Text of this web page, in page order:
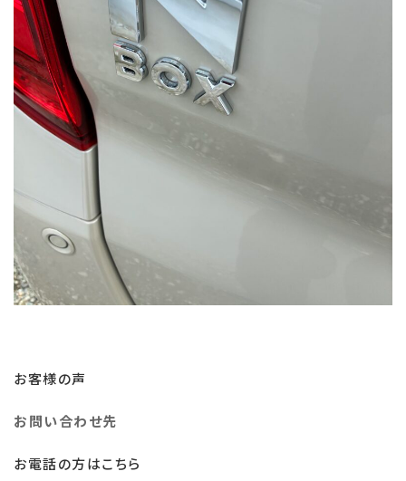
お客様の声
お問い合わせ先
お電話の方はこちら